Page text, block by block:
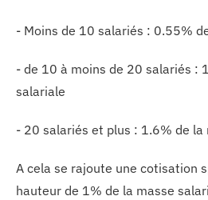
- Moins de 10 salariés : 0.55%
- de 10 à moins de 20 salariés :
salariale
- 20 salariés et plus : 1.6% de la
A cela se rajoute une cotisation
hauteur de 1% de la masse